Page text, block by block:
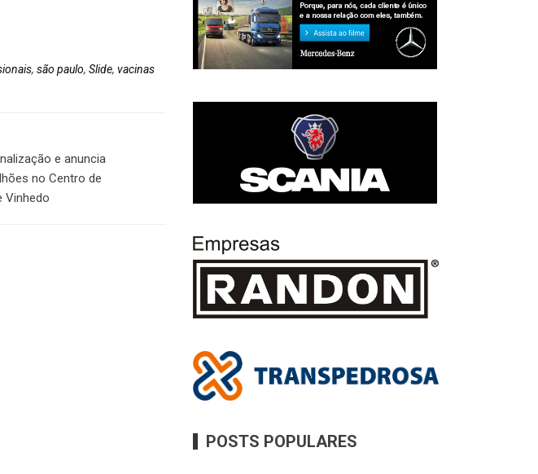
, são paulo, Slide, vacinas
e anuncia
no Centro de
Vinhedo
POSTS POPULARES